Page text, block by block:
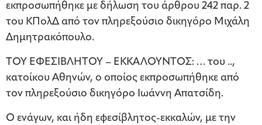
εκπροσωπήθηκε με δήλωση του άρθρου 242 παρ. 2
του ΚΠολΔ από τον πληρεξούσιο δικηγόρο Μιχάλη
Δημητρακόπουλο.
ΤΟΥ ΕΦΕΣΙΒΛΗΤΟΥ – ΕΚΚΑΛΟΥΝΤΟΣ: … του ..,
κατοίκου Αθηνών, ο οποίος εκπροσωπήθηκε από
τον πληρεξούσιο δικηγόρο Ιωάννη Απατσίδη.
Ο ενάγων, και ήδη εφεσίβλητος-εκκαλών, με την